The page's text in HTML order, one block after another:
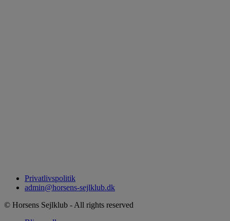
Privatlivspolitik
admin@horsens-sejlklub.dk
© Horsens Sejlklub - All rights reserved